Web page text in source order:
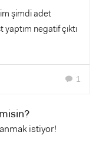
şimdi adet
negatif çıktı
chat 1
istiyor!